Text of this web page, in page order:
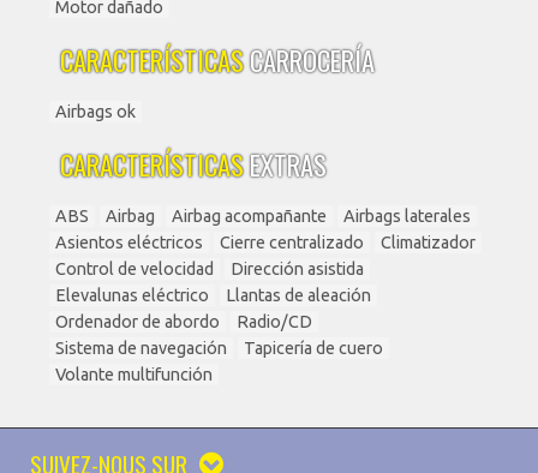
Motor dañado
CARACTERÍSTICASCARROCERÍA
Airbags ok
CARACTERÍSTICASEXTRAS
ABS Airbag Airbag acompañante
Airbags laterales
Asientos eléctricos
Cierre centralizado
Climatizador
Control de velocidad
Dirección asistida
Elevalunas eléctrico
Llantas de aleación
Ordenador de abordo
Radio/CD
Sistema de navegación
Tapicería de cuero
Volante multifunción
SUIVEZ-NOUS SUR